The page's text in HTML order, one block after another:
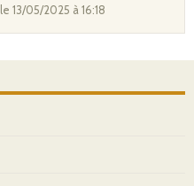
le 13/05/2025 à 16:18